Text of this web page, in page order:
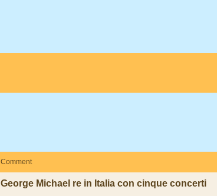
Comment
George Michael re in Italia con cinque concerti